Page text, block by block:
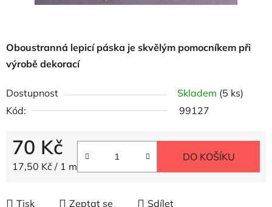
Oboustranná lepicí páska je skvělým pomocníkem při
výrobě dekorací
Dostupnost Skladem (5 ks)
Kód:
99127
70 Kč
Měrná cena:
17,50 Kč / 1 m
DO KOŠÍKU
Tisk Zeptat se Sdílet